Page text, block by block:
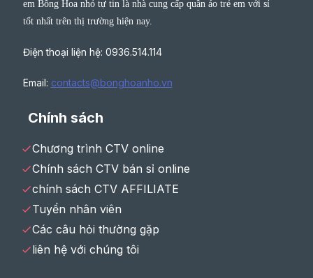
em Bông Hoa nhỏ tự tin là nhà cung cấp quần áo trẻ em với sỉ
tốt nhất trên thị trường hiện nay.
Điện thoại liện hệ: 0936.514.114
Email: contacts@bonghoanho.vn
Chính sách
Chương trình CTV online
Chính sách CTV bán sỉ online
chính sách CTV AFFILIATE
Tuyển nhân viên
Các câu hỏi thường gặp
liên hệ với chúng tôi